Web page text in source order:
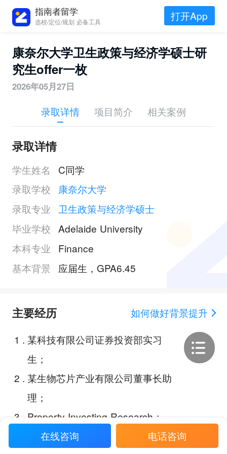
指南者留学
选校/定位/规划 必备工具 打开App
康奈尔大学卫生政策与经济学硕士研
究生offer一枚
2026年05月27日
录取详情 项目简介 相关案例
录取详情
学生姓名
C同学
录取学校
康奈尔大学
录取专业
卫生政策与经济学硕士
毕业学校 Adelaide University
本科专业
Finance
基本背景
应届生，GPA6.45
主要经历
如何做好背景提升
1 . 某科技有限公司证券投资部实习
生；
2 . 某生物芯片产业有限公司董事长助
理；
3
Property Investing Research；
在线咨询
电话咨询